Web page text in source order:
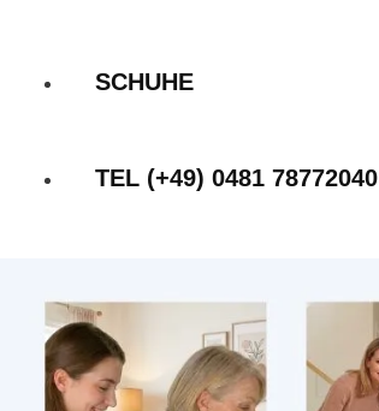
SCHUHE
TEL (+49) 0481 78772040